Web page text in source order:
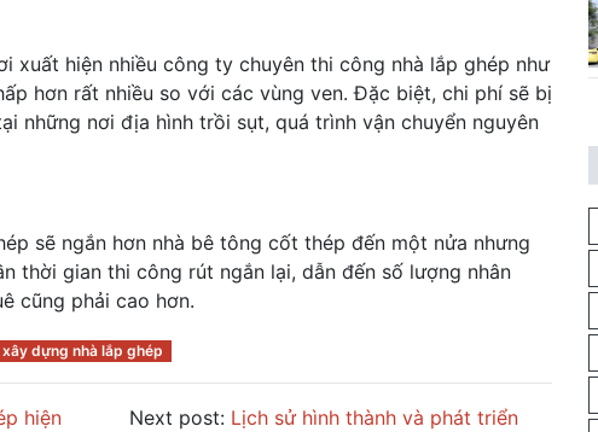
xuất hiện nhiều công ty chuyên thi công nhà lắp ghép như
hơn rất nhiều so với các vùng ven. Đặc biệt, chi phí sẽ bị
những nơi địa hình trồi sụt, quá trình vận chuyển nguyên
sẽ ngắn hơn nhà bê tông cốt thép đến một nửa nhưng
thời gian thi công rút ngắn lại, dẫn đến số lượng nhân
cũng phải cao hơn.
dựng nhà lắp ghép
hiện
Next post: Lịch sử hình thành và phát triển